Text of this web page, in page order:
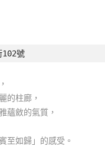
102號
的柱廊，
蘊斂的氣質，
至如歸」的感受。